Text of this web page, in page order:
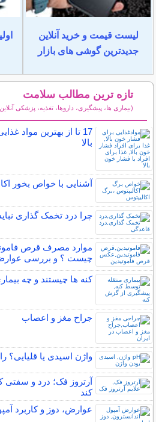
لیست قیمت و خرید آنلاین
جدیدترین گوشی های بازار
تازه ترین مطالب سلامت
(بیماری ها، پیشگیری، داروها، تغذیه، پزشکی
17 تا از بهترین مواد
بالا
آشنایی با خواص بخور
چرا درد تخمک گذاری
چیست ؟ و بررسی
کنه ها چیستند و چه
جراح مغز و اعصاب
واژن اسیدی یا قلیایی؟
آرتروز فک؛ درد و
کند
عوارض، دوز و کاربرد